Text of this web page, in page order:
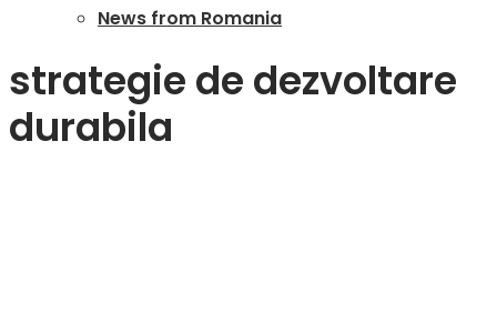
News from Romania
strategie de dezvoltare
durabila